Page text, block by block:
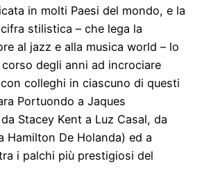
in molti Paesi del mondo, e la
stilistica – che lega la
al jazz e alla musica world – lo
degli anni ad incrociare
colleghi in ciascuno di questi
Portuondo a Jaques
Stacey Kent a Luz Casal, da
Hamilton De Holanda) ed a
i palchi più prestigiosi del